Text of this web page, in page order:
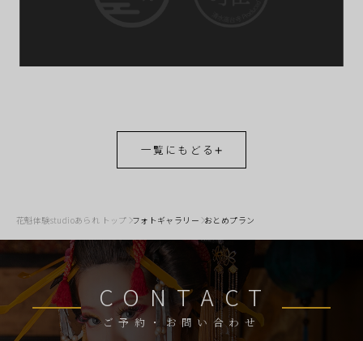
一覧にもどる
花魁体験studioあられ トップ フォトギャラリー おとめプラン
CONTACT
ご予約・お問い合わせ